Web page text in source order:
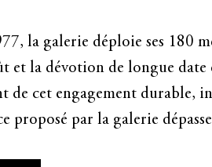
la galerie déploie ses 180
et la dévotion de longue date
de cet engagement durable,
proposé par la galerie